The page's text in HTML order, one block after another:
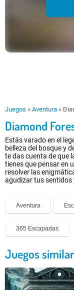
Juegos » Aventura »
Diamond
Estás varado en el
belleza del bosque y
te das cuenta de que
tienes que pensar en
resolver las
agudizar tus sentidos
Aventura
365 Escapadas
Juegos